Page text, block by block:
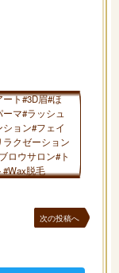
ト#3D眉#ほ
マ#ラッシュ
ョン#フェイ
ラクゼーション
ロウサロン#ト
脱毛
次の投稿へ